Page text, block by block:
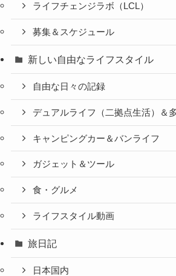
ライフチェンジラボ（LCL）
募集＆スケジュール
新しい自由なライフスタイル
自由な日々の記録
デュアルライフ（二拠点生活）＆
キャンピングカー＆バンライフ
ガジェット＆ツール
食・グルメ
ライフスタイル動画
旅日記
日本国内